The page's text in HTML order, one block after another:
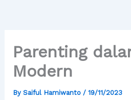
Parenting
Modern
By Saiful Hamiwanto / 19/11/2023